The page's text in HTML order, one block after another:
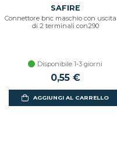
SAFIRE
Connettore bnc maschio con uscita
di 2 terminali con290
Disponibile 1-3 giorni
0,55 €
AGGIUNGI AL CARRELLO